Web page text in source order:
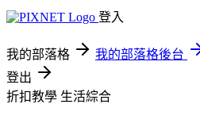
登入
我的部落格 我的部落格後台
登出
折扣教學 生活綜合